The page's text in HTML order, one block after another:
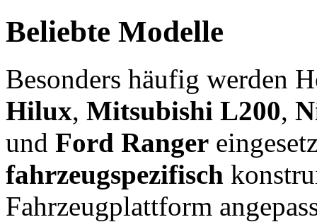
Beliebte Modelle
Besonders häufig werden
Hilux, Mitsubishi L200,
und Ford Ranger
fahrzeugspezifisch
Fahrzeugplattform